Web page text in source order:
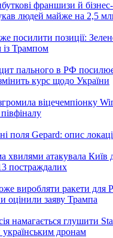
франшизи й
людей майже на 2,5
посилити позиції:
із Трампом
пального в РФ
курс щодо України
віцечемпіонку
поля Gepard: опис
хвилями атакувала Київ
постраждалих
виробляти ракети для
оцінили заяву Трампа
намагається глушити
українським дронам